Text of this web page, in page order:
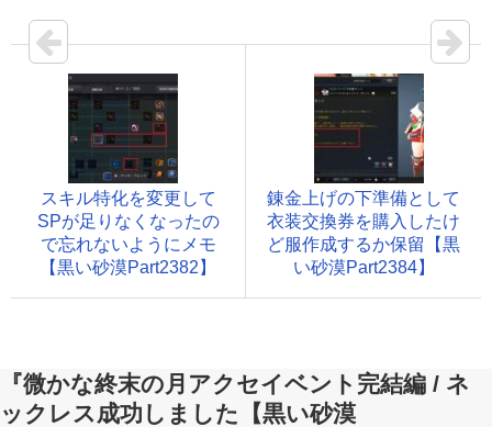
スキル特化を変更して
SPが足りなくなったの
で忘れないようにメモ
【黒い砂漠Part2382】
錬金上げの下準備として
衣装交換券を購入したけ
ど服作成するか保留【黒
い砂漠Part2384】
『微かな終末の月アクセイベント完結編 / ネ
ックレス成功しました【黒い砂漠